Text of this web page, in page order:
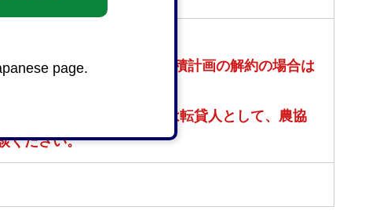
page.
契約書の写し」、利用集積計画の解約の場合は
貸借の合意解約については転貸人として、農協
ください。